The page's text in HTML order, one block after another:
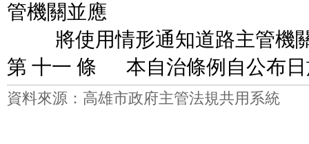
管機關並應
將使用情形通知道路主管機
第 十一 條 本自治條例自公布日
資料來源：高雄市政府主管法規共用系統